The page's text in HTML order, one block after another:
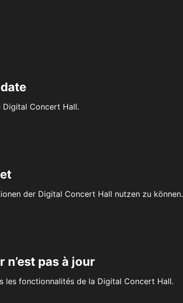
Concert Hall.
der Digital Concert Hall nutzen zu können.
pas à jour
les fonctionnalités de la Digital Concert Hall.